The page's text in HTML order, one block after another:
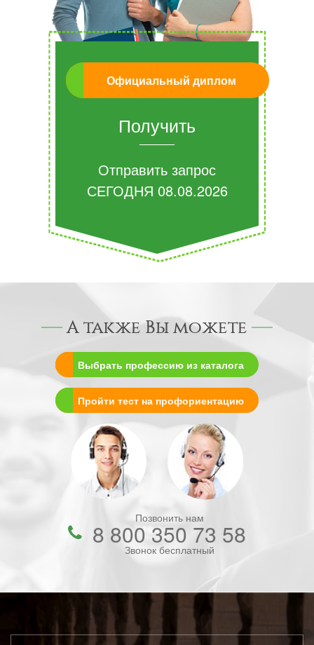
Официальный диплом
Получить
Отправить запрос
СЕГОДНЯ 08.08.2026
А также Вы можете
Выбрать профессию из каталога
Пройти тест на профориентацию
Позвонить нам
8 800 350 73 58
Звонок бесплатный